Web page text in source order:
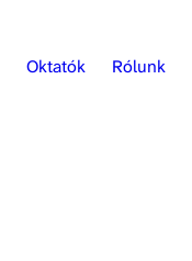
Oktatók Rólunk